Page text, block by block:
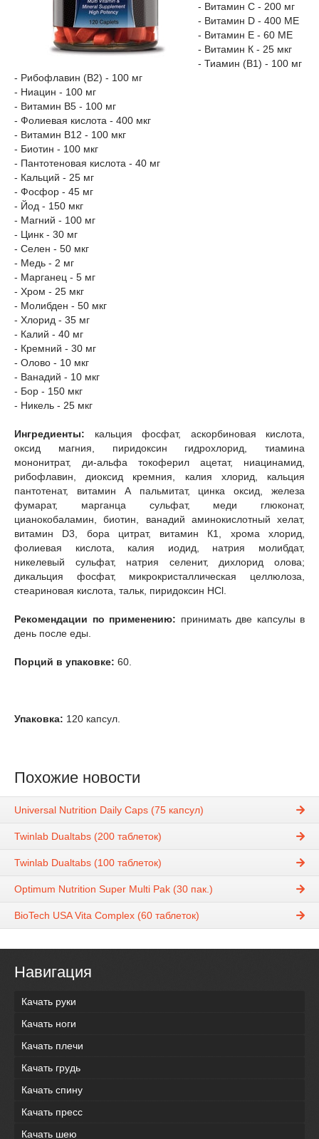
- Витамин С - 200 мг
- Витамин D - 400 МЕ
- Витамин Е - 60 МЕ
- Витамин К - 25 мкг
- Тиамин (В1) - 100 мг
- Рибофлавин (В2) - 100 мг
- Ниацин - 100 мг
- Витамин В5 - 100 мг
- Фолиевая кислота - 400 мкг
- Витамин В12 - 100 мкг
- Биотин - 100 мкг
- Пантотеновая кислота - 40 мг
- Кальций - 25 мг
- Фосфор - 45 мг
- Йод - 150 мкг
- Магний - 100 мг
- Цинк - 30 мг
- Селен - 50 мкг
- Медь - 2 мг
- Марганец - 5 мг
- Хром - 25 мкг
- Молибден - 50 мкг
- Хлорид - 35 мг
- Калий - 40 мг
- Кремний - 30 мг
- Олово - 10 мкг
- Ванадий - 10 мкг
- Бор - 150 мкг
- Никель - 25 мкг
Ингредиенты: кальция фосфат, аскорбиновая кислота,
оксид магния, пиридоксин гидрохлорид, тиамина
мононитрат, ди-альфа токоферил ацетат, ниацинамид,
рибофлавин, диоксид кремния, калия хлорид, кальция
пантотенат, витамин А пальмитат, цинка оксид, железа
фумарат, марганца сульфат, меди глюконат,
цианокобаламин, биотин, ванадий аминокислотный хелат,
витамин D3, бора цитрат, витамин К1, хрома хлорид,
фолиевая кислота, калия иодид, натрия молибдат,
никелевый сульфат, натрия селенит, дихлорид олова;
дикальция фосфат, микрокристаллическая целлюлоза,
стеариновая кислота, тальк, пиридоксин HCl.
Рекомендации по применению: принимать две капсулы в
день после еды.
Порций в упаковке: 60.
Упаковка: 120 капсул.
Похожие новости
Universal Nutrition Daily Caps (75 капсул)
Twinlab Dualtabs (200 таблеток)
Twinlab Dualtabs (100 таблеток)
Optimum Nutrition Super Multi Pak (30 пак.)
BioTech USA Vita Complex (60 таблеток)
Навигация
Качать руки
Качать ноги
Качать плечи
Качать грудь
Качать спину
Качать пресс
Качать шею